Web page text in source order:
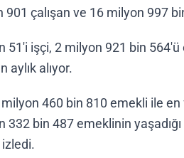
çalışan ve 16 milyon 997
51'i işçi, 2 milyon 921 bin
alıyor.
460 bin 810 emekli ile en
bin 487 emeklinin
izledi.